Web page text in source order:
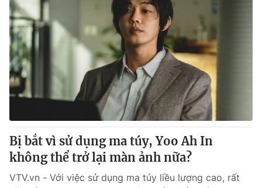
Bị bắt vì sử dụng ma túy, Yoo Ah In
không thể trở lại màn ảnh nữa?
VTV.vn - Với việc sử dụng ma túy liều lượng cao, rất